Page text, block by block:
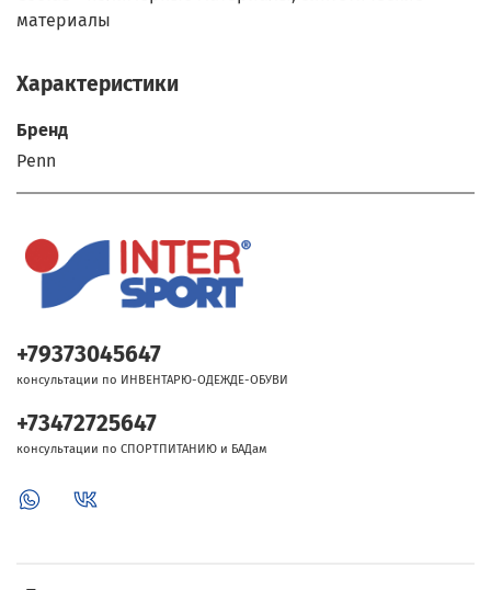
материалы
Характеристики
Бренд
Penn
+79373045647
консультации по ИНВЕНТАРЮ-ОДЕЖДЕ-ОБУВИ
+73472725647
консультации по СПОРТПИТАНИЮ и БАДам